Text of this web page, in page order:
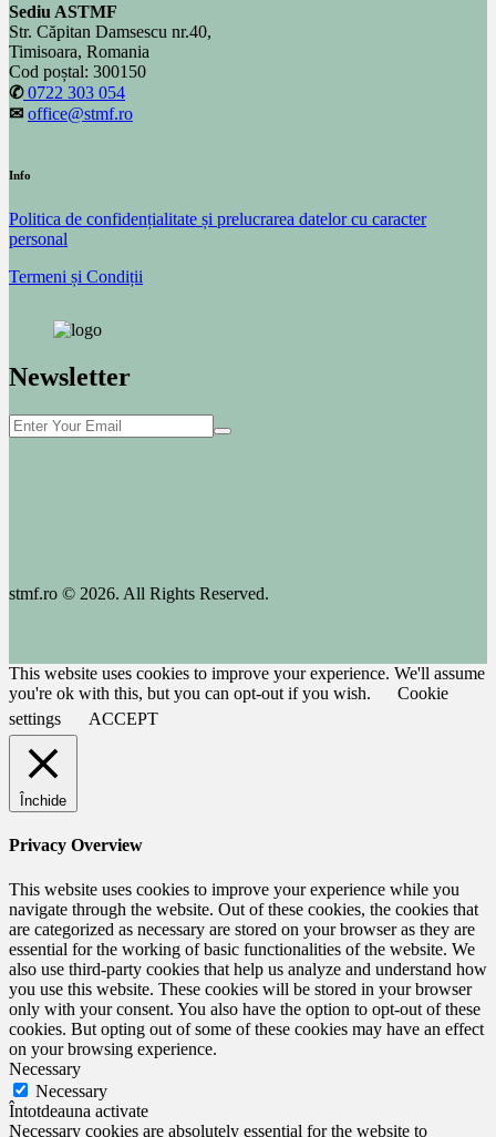
Sediu ASTMF
Str. Căpitan Damsescu nr.40,
Timisoara, Romania
Cod poștal: 300150
✆0722 303 054
✉ office@stmf.ro
Info
Politica de confidențialitate și prelucrarea datelor cu caracter
personal
Termeni și Condiții
Newsletter
stmf.ro © 2026. All Rights Reserved.
This website uses cookies to improve your experience. We'll assume
you're ok with this, but you can opt-out if you wish.
Cookie
settings
ACCEPT
Închide
Privacy Overview
This website uses cookies to improve your experience while you
navigate through the website. Out of these cookies, the cookies that
are categorized as necessary are stored on your browser as they are
essential for the working of basic functionalities of the website. We
also use third-party cookies that help us analyze and understand how
you use this website. These cookies will be stored in your browser
only with your consent. You also have the option to opt-out of these
cookies. But opting out of some of these cookies may have an effect
on your browsing experience.
Necessary
Necessary
Întotdeauna activate
Necessary cookies are absolutely essential for the website to